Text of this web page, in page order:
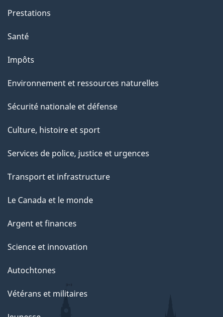
Prestations
Santé
Impôts
Environnement et ressources naturelles
Sécurité nationale et défense
Culture, histoire et sport
Services de police, justice et urgences
Transport et infrastructure
Le Canada et le monde
Argent et finances
Science et innovation
Autochtones
Vétérans et militaires